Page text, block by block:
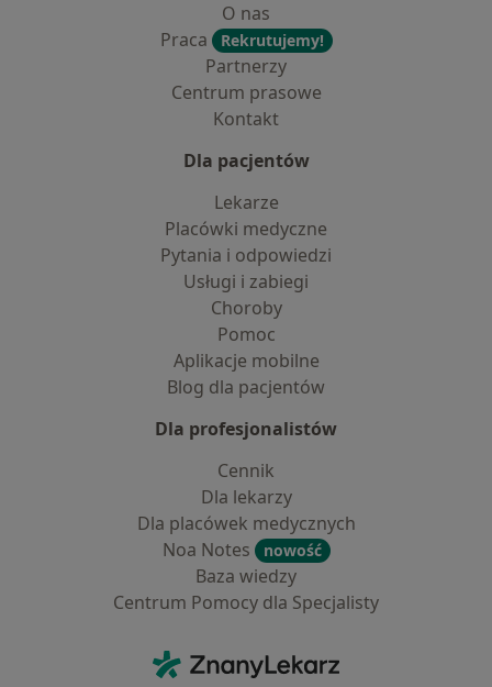
O nas
Praca
Rekrutujemy!
Partnerzy
Centrum prasowe
Kontakt
Dla pacjentów
Lekarze
Placówki medyczne
Pytania i odpowiedzi
Usługi i zabiegi
Choroby
Pomoc
Aplikacje mobilne
Blog dla pacjentów
Dla profesjonalistów
Cennik
Dla lekarzy
Dla placówek medycznych
Noa Notes
nowość
Baza wiedzy
Centrum Pomocy dla Specjalisty
ZnanyLekarz - Strona główna